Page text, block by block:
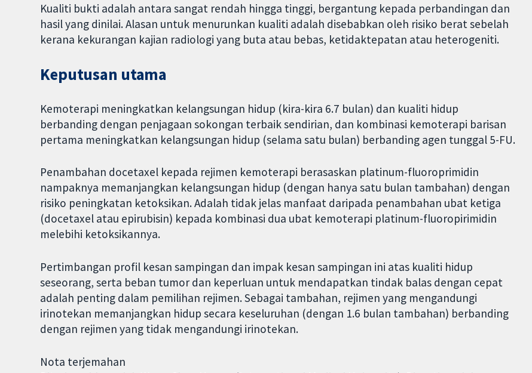
Kualiti bukti adalah antara sangat rendah hingga tinggi, bergantung kepada perbandingan dan
hasil yang dinilai. Alasan untuk menurunkan kualiti adalah disebabkan oleh risiko berat sebelah
kerana kekurangan kajian radiologi yang buta atau bebas, ketidaktepatan atau heterogeniti.
Keputusan utama
Kemoterapi meningkatkan kelangsungan hidup (kira-kira 6.7 bulan) dan kualiti hidup
berbanding dengan penjagaan sokongan terbaik sendirian, dan kombinasi kemoterapi barisan
pertama meningkatkan kelangsungan hidup (selama satu bulan) berbanding agen tunggal 5-FU.
Penambahan docetaxel kepada rejimen kemoterapi berasaskan platinum-fluoroprimidin
nampaknya memanjangkan kelangsungan hidup (dengan hanya satu bulan tambahan) dengan
risiko peningkatan ketoksikan. Adalah tidak jelas manfaat daripada penambahan ubat ketiga
(docetaxel atau epirubisin) kepada kombinasi dua ubat kemoterapi platinum-fluoropirimidin
melebihi ketoksikannya.
Pertimbangan profil kesan sampingan dan impak kesan sampingan ini atas kualiti hidup
seseorang, serta beban tumor dan keperluan untuk mendapatkan tindak balas dengan cepat
adalah penting dalam pemilihan rejimen. Sebagai tambahan, rejimen yang mengandungi
irinotekan memanjangkan hidup secara keseluruhan (dengan 1.6 bulan tambahan) berbanding
dengan rejimen yang tidak mengandungi irinotekan.
Nota terjemahan